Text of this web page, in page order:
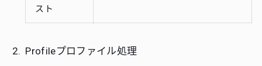
スト
Profileプロファイル処理